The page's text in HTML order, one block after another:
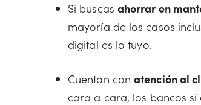
Si buscas ahorrar en
mayoría de los casos
digital es lo tuyo.
Cuentan conatención al
cara a cara, los bancos